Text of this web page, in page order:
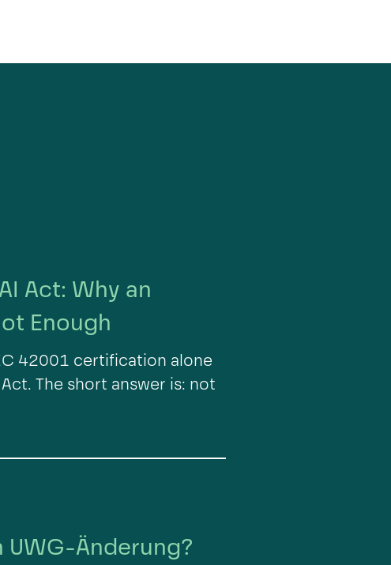
Act: Why an
Enough
42001 certification alone
The short answer is: not
Änderung?